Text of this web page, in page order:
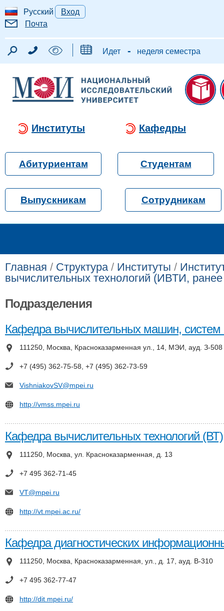
Русский
Вход
Почта
Идет - неделя семестра
Институты Кафедры
Абитуриентам Студентам
Выпускникам Сотрудникам
Главная / Структура/ Институты /
вычислительных технологий (ИВТИ,
Подразделения
Кафедра вычислительных машин,
111250, Москва, Красноказарменная ул., 14, МЭИ, ауд. З-508
+7 (495) 362-75-58, +7 (495) 362-73-59
VishniakovSV@mpei.ru
http://vmss.mpei.ru
Кафедра вычислительных технологий (ВТ)
111250, Москва, ул. Красноказарменная, д. 13
+7 495 362-71-45
VT@mpei.ru
http://vt.mpei.ac.ru/
Кафедра диагностических
111250, Москва, Красноказарменная, ул., д. 17, ауд. В-310
+7 495 362-77-47
http://dit.mpei.ru/